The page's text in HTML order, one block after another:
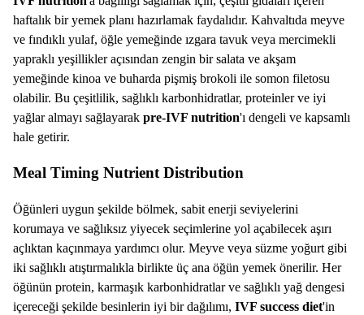
haftalık bir yemek planı hazırlamak faydalıdır. Kahvaltıda meyve
ve fındıklı yulaf, öğle yemeğinde ızgara tavuk veya mercimekli
yapraklı yeşillikler açısından zengin bir salata ve akşam
yemeğinde kinoa ve buharda pişmiş brokoli ile somon filetosu
olabilir. Bu çeşitlilik, sağlıklı karbonhidratlar, proteinler ve iyi
yağlar almayı sağlayarak pre-IVF nutrition'ı dengeli ve kapsamlı
hale getirir.
Meal Timing Nutrient Distribution
Öğünleri uygun şekilde bölmek, sabit enerji seviyelerini
korumaya ve sağlıksız yiyecek seçimlerine yol açabilecek aşırı
açlıktan kaçınmaya yardımcı olur. Meyve veya süzme yoğurt gibi
iki sağlıklı atıştırmalıkla birlikte üç ana öğün yemek önerilir. Her
öğünün protein, karmaşık karbonhidratlar ve sağlıklı yağ dengesi
içereceği şekilde besinlerin iyi bir dağılımı, IVF success diet'in